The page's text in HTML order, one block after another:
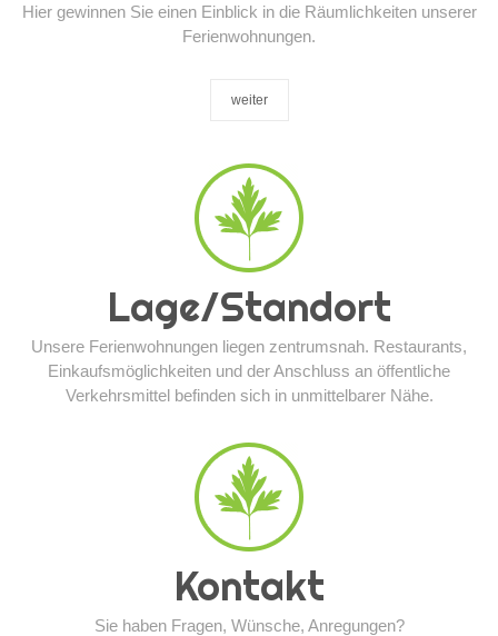
Hier gewinnen Sie einen Einblick in die Räumlichkeiten unserer
Ferienwohnungen.
weiter
Lage/Standort
Unsere Ferienwohnungen liegen zentrumsnah. Restaurants,
Einkaufsmöglichkeiten und der Anschluss an öffentliche
Verkehrsmittel befinden sich in unmittelbarer Nähe.
Kontakt
Sie haben Fragen, Wünsche, Anregungen?